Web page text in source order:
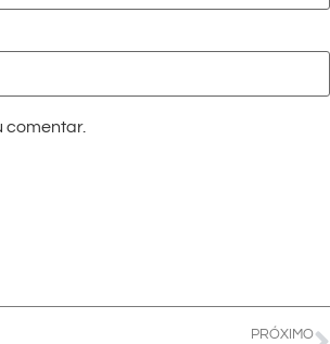
comentar.
PRÓXIMO